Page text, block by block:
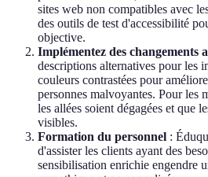
sites web non compatibles avec
des outils de test d'accessibilité
objective.
Implémentez des changements
descriptions alternatives pour les
couleurs contrastées pour
personnes malvoyantes. Pour les
les allées soient dégagées et que
visibles.
Formation du personnel :
d'assister les clients ayant des
sensibilisation enrichie engendre